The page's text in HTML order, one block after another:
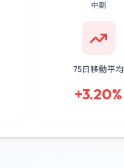
中期
75日移動平均
+3.20%